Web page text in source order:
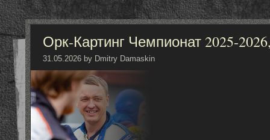
Орк-Картинг Чемпионат 2025-
31.05.2026 by Dmitry Damaskin